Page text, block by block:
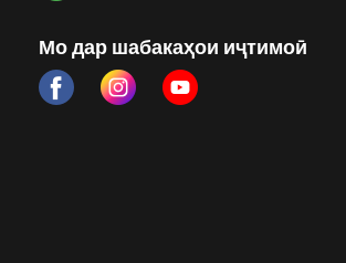
Мо дар шабакаҳои иҷтимоӣ